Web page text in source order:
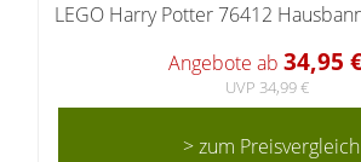
LEGO Harry Potter 76412
Angebote ab 34,95
UVP 34,99 €
> zum Preisvergleich